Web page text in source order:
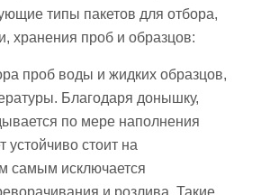
типы пакетов для отбора,
хранения проб и образцов:
проб воды и жидких образцов,
Благодаря донышку,
по мере наполнения
устойчиво стоит на
самым исключается